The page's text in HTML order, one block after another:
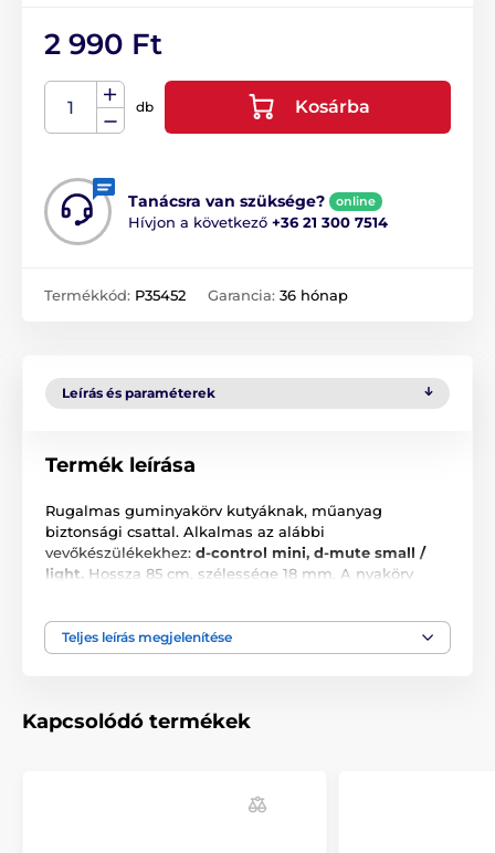
2 990 Ft
db Kosárba
Tanácsra van szüksége? online
Hívjon a következő +36 21 300 7514
Termékkód: P35452 Garancia: 36 hónap
Leírás és paraméterek
Termék leírása
Rugalmas guminyakörv kutyáknak, műanyag
biztonsági csattal. Alkalmas az alábbi
vevőkészülékekhez: d-control mini, d-mute small /
light. Hossza 85 cm, szélessége 18 mm. A nyakörv
Gumi nyakörv, fekete-zöld
Megjegyzés: A kép csak illusztráció.
Teljes leírás megjelenítése
Kapcsolódó termékek